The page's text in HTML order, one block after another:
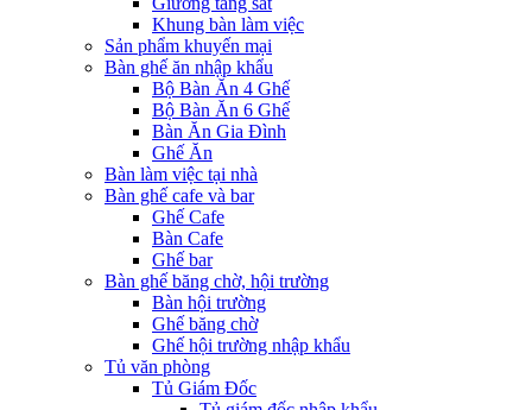
Khung bàn làm việc
Sản phẩm khuyến mại
Bàn ghế ăn nhập khẩu
Bộ Bàn Ăn 4 Ghế
Bộ Bàn Ăn 6 Ghế
Bàn Ăn Gia Đình
Ghế Ăn
Bàn làm việc tại nhà
Bàn ghế cafe và bar
Ghế Cafe
Bàn Cafe
Ghế bar
Bàn ghế băng chờ, hội trường
Bàn hội trường
Ghế băng chờ
Ghế hội trường nhập khẩu
Tủ văn phòng
Tủ Giám Đốc